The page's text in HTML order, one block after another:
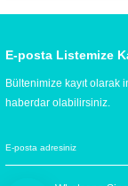
E-posta Listemize
Bültenimize kayıt olarak
haberdar olabilirsiniz.